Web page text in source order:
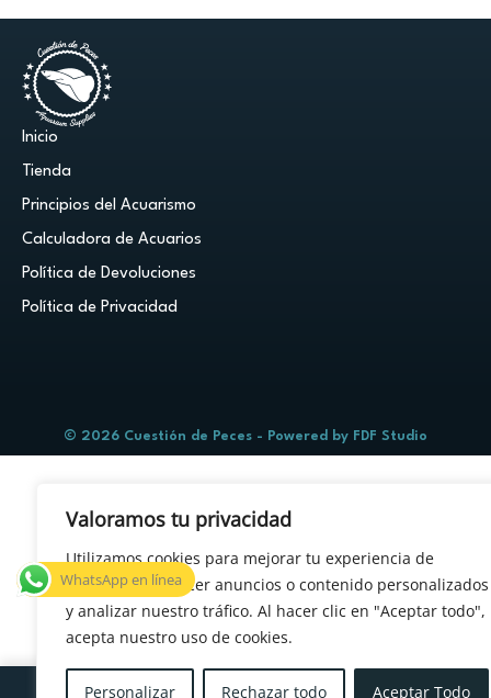
Valoramos tu privacidad
Utilizamos cookies para mejorar tu experiencia de
navegación, ofrecer anuncios o contenido personalizados
y analizar nuestro tráfico. Al hacer clic en "Aceptar todo",
acepta nuestro uso de cookies.
Personalizar Rechazar todo Aceptar Todo
Inicio
Tienda
Principios del Acuarismo
Calculadora de Acuarios
Política de Devoluciones
Política de Privacidad
© 2026 Cuestión de Peces - Powered by FDF Studio
¿Tenés alguna duda?
WhatsApp en línea